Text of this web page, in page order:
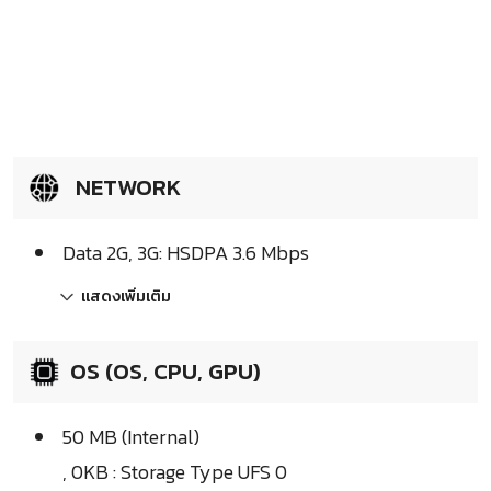
NETWORK
Data 2G, 3G: HSDPA 3.6 Mbps
แสดงเพิ่มเติม
OS (OS, CPU, GPU)
50 MB (Internal)
, 0KB : Storage Type UFS 0